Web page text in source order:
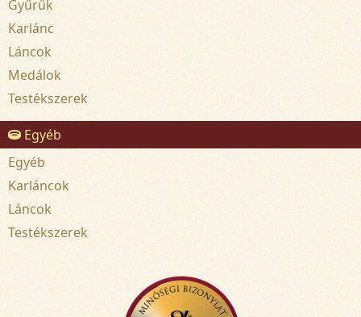
Gyűrűk
Karlánc
Láncok
Medálok
Testékszerek
Egyéb
Egyéb
Karláncok
Láncok
Testékszerek